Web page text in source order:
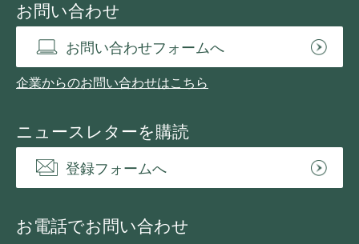
お問い合わせ
お問い合わせフォームへ
企業からのお問い合わせはこちら
ニュースレターを購読
登録フォームへ
お電話でお問い合わせ